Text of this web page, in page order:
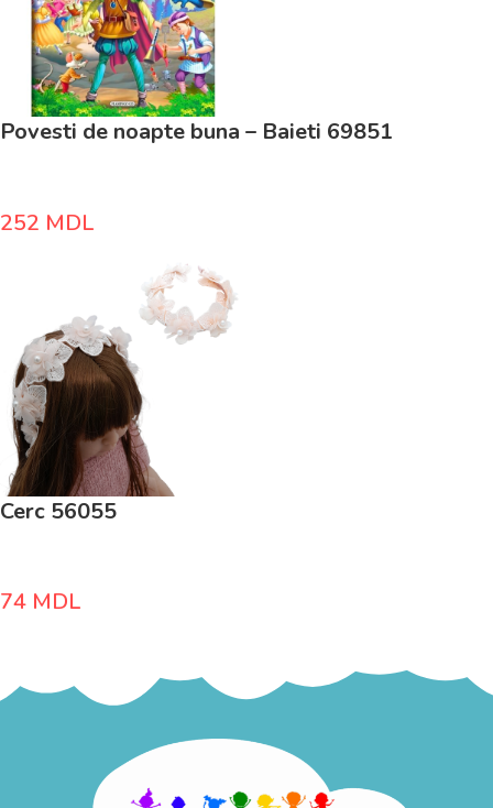
Povesti de noapte buna – Baieti 69851
252 MDL
Cerc 56055
74 MDL